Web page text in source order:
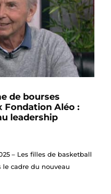
de bourses
Fondation Aléo :
leadership
– Les filles de basketball
le cadre du nouveau